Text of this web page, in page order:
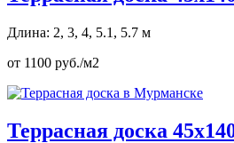
Длина: 2, 3, 4, 5.1, 5.7 м
от 1100 руб./м2
Террасная доска